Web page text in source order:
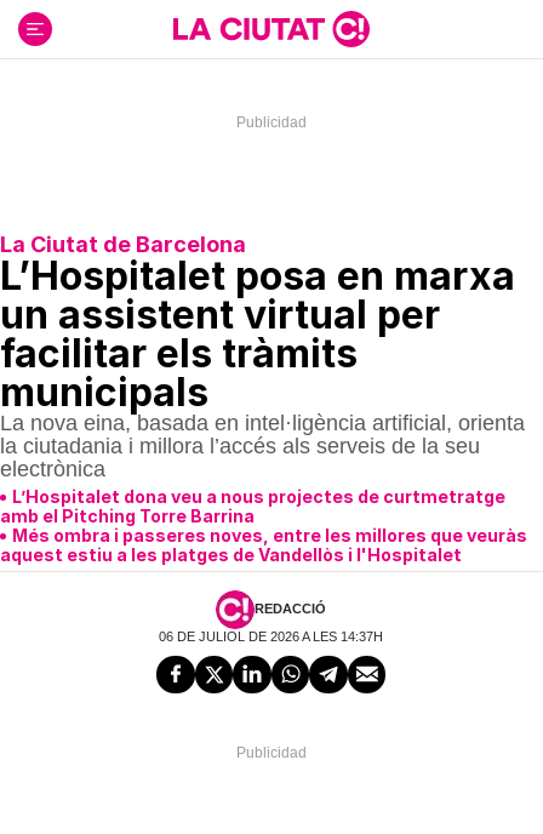
contenido
La Ciutat de Barcelona
L’Hospitalet posa en marxa
un assistent virtual per
facilitar els tràmits
municipals
La nova eina, basada en intel·ligència artificial, orienta
la ciutadania i millora l’accés als serveis de la seu
electrònica
L’Hospitalet dona veu a nous projectes de curtmetratge
amb el Pitching Torre Barrina
Més ombra i passeres noves, entre les millores que veuràs
aquest estiu a les platges de Vandellòs i l'Hospitalet
REDACCIÓ
06 DE JULIOL DE 2026 A LES 14:37H